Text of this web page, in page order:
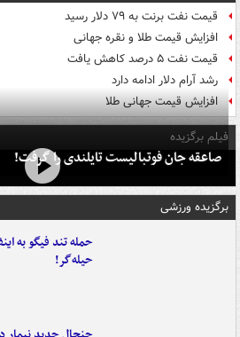
قیمت نفت برنت به ۷۹ دلار رسید
افزایش قیمت طلا و نقره جهانی
قیمت نفت ۵ درصد کاهش یافت
رشد آرام دلار ادامه دارد
افزایش قیمت جهانی طلا
فیلم برگزیده
صاعقه جان فوتبالیست تایلندی را گرفت!
برگزیده ورزشی
حمله تند فیگو به
حیله‌گر!